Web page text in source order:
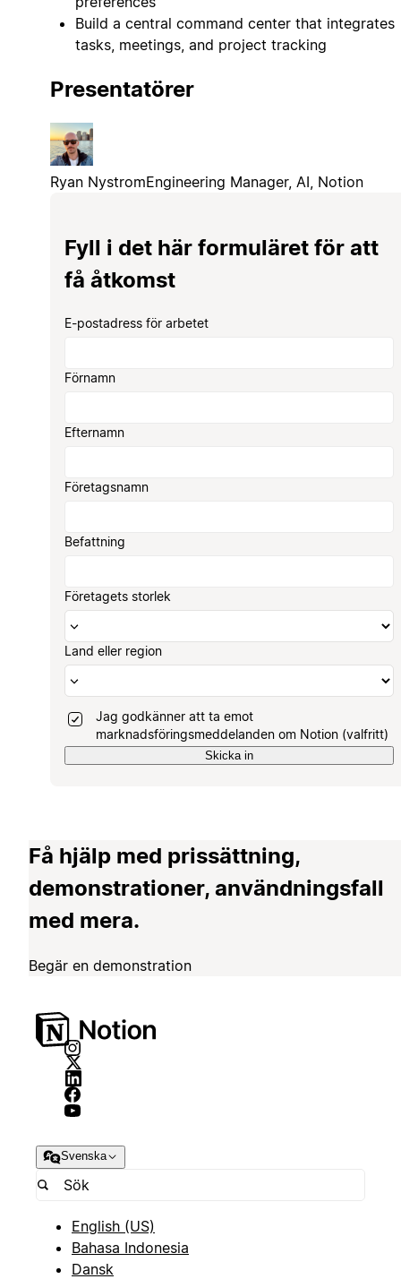
Build a central command center that integrates
tasks, meetings, and project tracking
Presentatörer
Ryan NystromEngineering Manager, AI, Notion
Fyll i det här formuläret för att
få åtkomst
E-postadress för arbetet
Förnamn
Efternamn
Företagsnamn
Befattning
Företagets storlek
Land eller region
Jag godkänner att ta emot
marknadsföringsmeddelanden om Notion (valfritt)
Skicka in
Få hjälp med prissättning,
demonstrationer, användningsfall
med mera.
Begär en demonstration
Svenska
English (US)
Bahasa Indonesia
Dansk